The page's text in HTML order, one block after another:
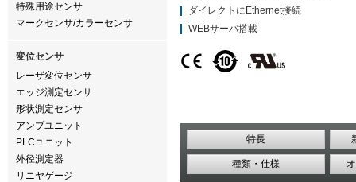
特殊用途センサ
マークセンサ/カラーセンサ
変位センサ
レーザ変位センサ
エッジ測定センサ
形状測定センサ
アンプユニット
PLCユニット
外径測定器
リニヤゲージ
ダイレクトにEthernet接続
WEBサーバ搭載
特長
種類・仕様